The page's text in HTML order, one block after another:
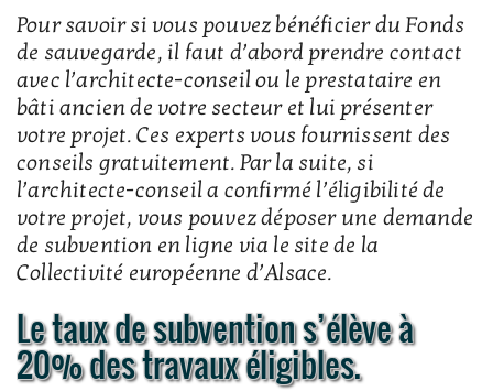
Pour savoir si vous pouvez bénéficier du Fonds
de sauvegarde, il faut d’abord prendre contact
avec l’architecte-conseil ou le prestataire en
bâti ancien de votre secteur et lui présenter
votre projet. Ces experts vous fournissent des
conseils gratuitement. Par la suite, si
l’architecte-conseil a confirmé l’éligibilité de
votre projet, vous pouvez déposer une demande
de subvention en ligne via le site de la
Collectivité européenne d’Alsace.
Le taux de subvention s’élève à
20% des travaux éligibles.